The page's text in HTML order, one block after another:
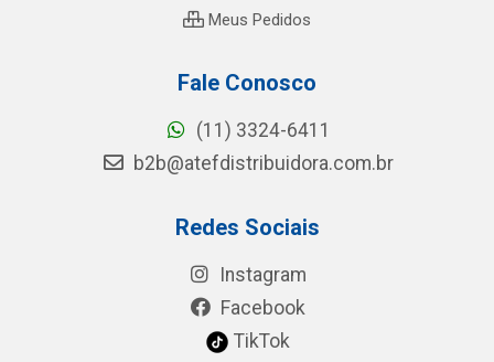
Meus Pedidos
Fale Conosco
(11) 3324-6411
b2b@atefdistribuidora.com.br
Redes Sociais
Instagram
Facebook
TikTok